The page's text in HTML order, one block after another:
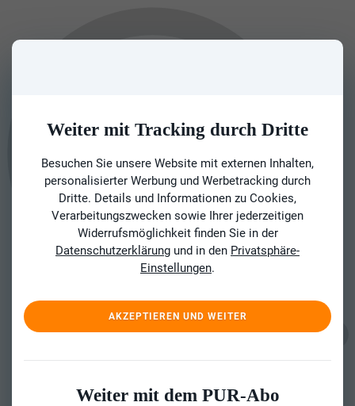
Weiter mit Tracking durch Dritte
Besuchen Sie unsere Website mit externen Inhalten,
personalisierter Werbung und Werbetracking durch
Dritte. Details und Informationen zu Cookies,
Verarbeitungszwecken sowie Ihrer jederzeitigen
Widerrufsmöglichkeit finden Sie in der
Datenschutzerklärung und in den Privatsphäre-
Einstellungen.
AKZEPTIEREN UND WEITER
Weiter mit dem PUR-Abo